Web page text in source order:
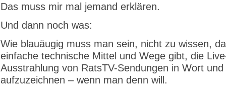
Das muss mir mal jemand erklären.
Und dann noch was:
Wie blauäugig muss man sein, nicht zu wissen,
einfache technische Mittel und Wege gibt, die
Ausstrahlung von RatsTV-Sendungen in Wort und
aufzuzeichnen – wenn man denn will.